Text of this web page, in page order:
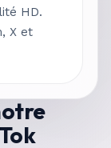
HD.
X et